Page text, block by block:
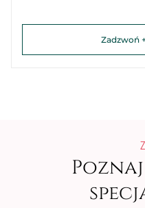
Zadzwoń